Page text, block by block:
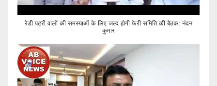
रेडी पटरी वालों की समस्याओं के लिए जल्द होगी फेरी समिति की बैठक: नंदन
कुमार